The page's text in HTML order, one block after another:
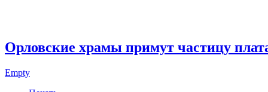
Орловские храмы примут частицу
Empty